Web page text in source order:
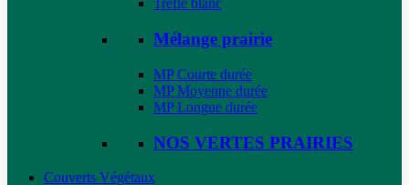
Trèfle blanc
Mélange prairie
MP Courte durée
MP Moyenne durée
MP Longue durée
NOS VERTES PRAIRIES
Couverts Végétaux